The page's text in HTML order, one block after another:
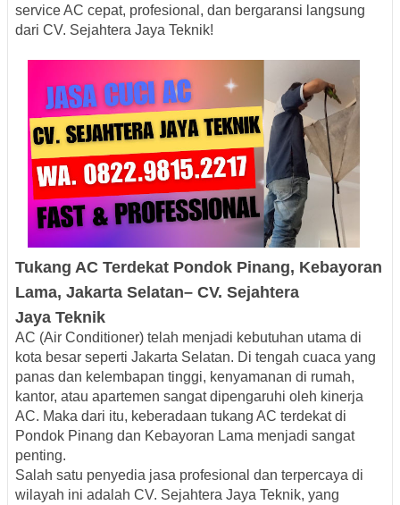
service AC cepat, profesional, dan bergaransi langsung
dari CV. Sejahtera Jaya Teknik!
Tukang AC Terdekat Pondok Pinang, Kebayoran
Lama, Jakarta Selatan– CV. Sejahtera
Jaya Teknik
AC (Air Conditioner) telah menjadi kebutuhan utama di
kota besar seperti Jakarta Selatan. Di tengah cuaca yang
panas dan kelembapan tinggi, kenyamanan di rumah,
kantor, atau apartemen sangat dipengaruhi oleh kinerja
AC. Maka dari itu, keberadaan tukang AC terdekat di
Pondok Pinang dan Kebayoran Lama menjadi sangat
penting.
Salah satu penyedia jasa profesional dan terpercaya di
wilayah ini adalah CV. Sejahtera Jaya Teknik, yang